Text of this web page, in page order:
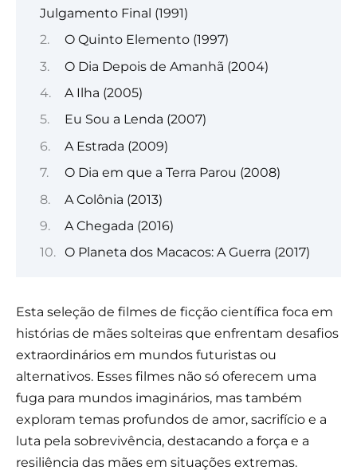
Julgamento Final (1991)
O Quinto Elemento (1997)
O Dia Depois de Amanhã (2004)
A Ilha (2005)
Eu Sou a Lenda (2007)
A Estrada (2009)
O Dia em que a Terra Parou (2008)
A Colônia (2013)
A Chegada (2016)
O Planeta dos Macacos: A Guerra (2017)
Esta seleção de filmes de ficção científica foca em
histórias de mães solteiras que enfrentam desafios
extraordinários em mundos futuristas ou
alternativos. Esses filmes não só oferecem uma
fuga para mundos imaginários, mas também
exploram temas profundos de amor, sacrifício e a
luta pela sobrevivência, destacando a força e a
resiliência das mães em situações extremas.